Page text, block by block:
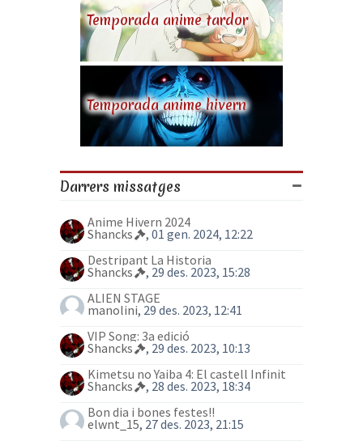
Temporada anime tardor
Temporada anime hivern
Darrers missatges
Anime Hivern 2024
Shancks
, 01 gen. 2024, 12:22
Destripant La Historia
Shancks
, 29 des. 2023, 15:28
ALIEN STAGE
manolini, 29 des. 2023, 12:41
VIP Song: 3a edició
Shancks
, 29 des. 2023, 10:13
Kimetsu no Yaiba 4: El castell Infinit
Shancks
, 28 des. 2023, 18:34
Bon dia i bones festes!!
elwnt_15, 27 des. 2023, 21:15